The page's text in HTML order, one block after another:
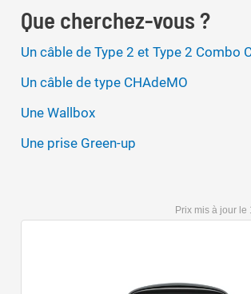
Que cherchez-vous ?
Un câble de Type 2 et Type 2 Combo
Un câble de type CHAdeMO
Une Wallbox
Une prise Green-up